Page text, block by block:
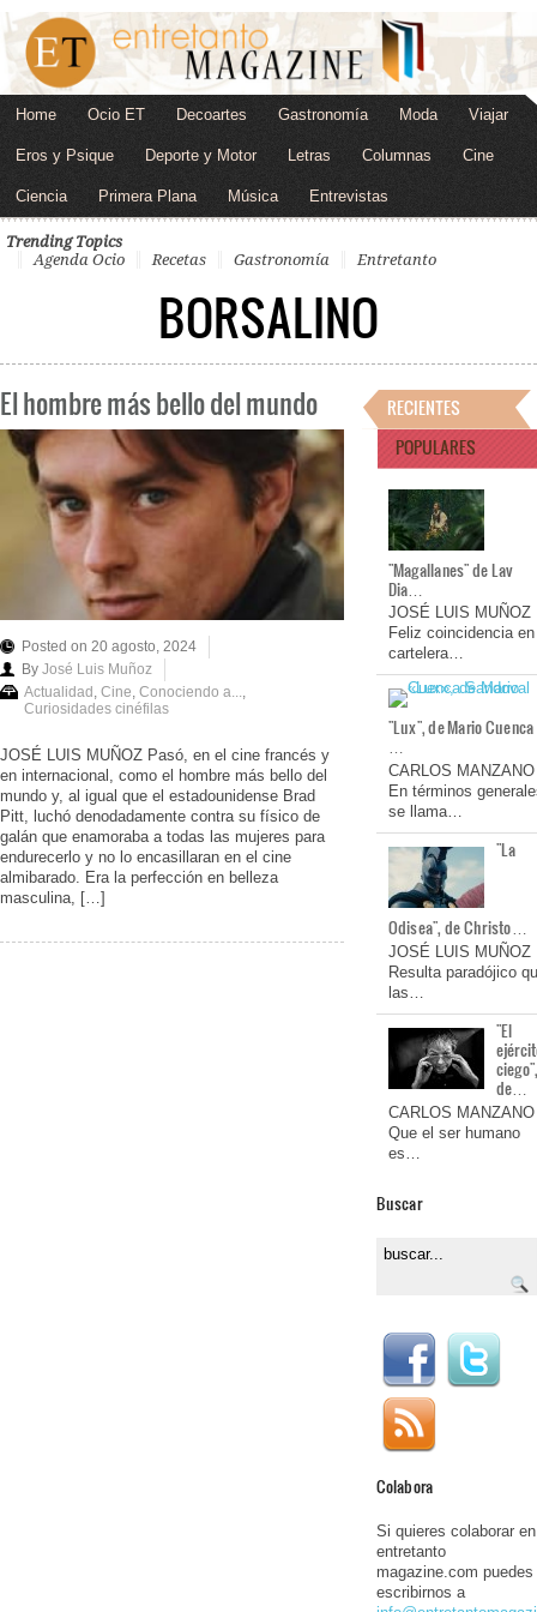
Home Ocio ET Decoartes Gastronomía Moda Viajar
Eros y Psique Deporte y Motor Letras Columnas Cine
Ciencia Primera Plana Música Entrevistas
Trending Topics
Agenda Ocio
Recetas Gastronomía Entretanto
BORSALINO
El hombre más bello del mundo
Posted on 20 agosto, 2024
By José Luis Muñoz
Actualidad, Cine, Conociendo a...,
Curiosidades cinéfilas
JOSÉ LUIS MUÑOZ Pasó, en el cine francés y
en internacional, como el hombre más bello del
mundo y, al igual que el estadounidense Brad
Pitt, luchó denodadamente contra su físico de
galán que enamoraba a todas las mujeres para
endurecerlo y no lo encasillaran en el cine
almibarado. Era la perfección en belleza
masculina, […]
RECIENTES
POPULARES
"Magallanes" de Lav
Dia…
JOSÉ LUIS MUÑOZ
Feliz coincidencia en
cartelera…
"Lux", de Mario Cuenca
…
CARLOS MANZANO
En términos
se llama…
"La
Odisea", de Christo…
JOSÉ LUIS MUÑOZ
Resulta paradójico
las…
"El
de…
CARLOS MANZANO
Que el ser humano
es…
Buscar
Colabora
Si quieres colaborar en
entretanto
magazine.com puedes
escribirnos a